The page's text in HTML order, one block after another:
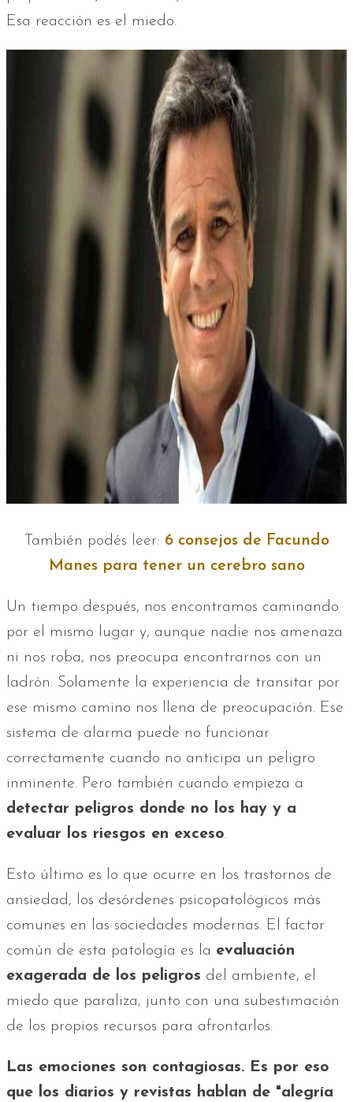
Esa reacción es el miedo.
También podés leer: 6 consejos de Facundo
Manes para tener un cerebro sano
Un tiempo después, nos encontramos caminando
por el mismo lugar y, aunque nadie nos amenaza
ni nos roba, nos preocupa encontrarnos con un
ladrón. Solamente la experiencia de transitar por
ese mismo camino nos llena de preocupación. Ese
sistema de alarma puede no funcionar
correctamente cuando no anticipa un peligro
inminente. Pero también cuando empieza a
detectar peligros donde no los hay y a
evaluar los riesgos en exceso.
Esto último es lo que ocurre en los trastornos de
ansiedad, los desórdenes psicopatológicos más
comunes en las sociedades modernas. El factor
común de esta patología es la evaluación
exagerada de los peligros del ambiente, el
miedo que paraliza, junto con una subestimación
de los propios recursos para afrontarlos.
Las emociones son contagiosas. Es por eso
que los diarios y revistas hablan de "alegría